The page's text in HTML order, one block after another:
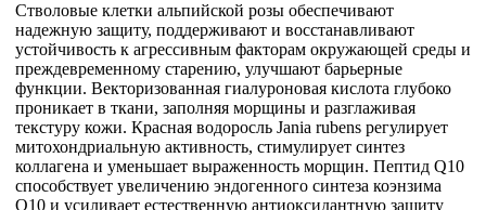
Стволовые клетки альпийской розы обеспечивают
надежную защиту, поддерживают и восстанавливают
устойчивость к агрессивным факторам окружающей среды и
преждевременному старению, улучшают барьерные
функции. Векторизованная гиалуроновая кислота глубоко
проникает в ткани, заполняя морщины и разглаживая
текстуру кожи. Красная водоросль Jania rubens регулирует
митохондриальную активность, стимулирует синтез
коллагена и уменьшает выраженность морщин. Пептид Q10
способствует увеличению эндогенного синтеза коэнзима
Q10 и усиливает естественную антиоксидантную защиту